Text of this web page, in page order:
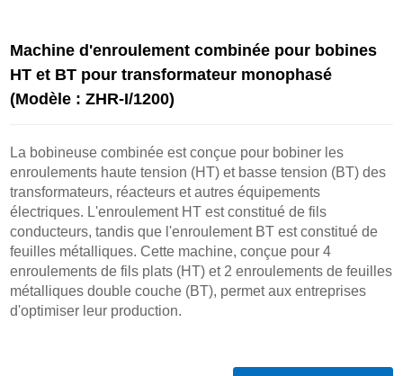
Machine d'enroulement combinée pour bobines
HT et BT pour transformateur monophasé
(Modèle : ZHR-I/1200)
La bobineuse combinée est conçue pour bobiner les
enroulements haute tension (HT) et basse tension (BT) des
transformateurs, réacteurs et autres équipements
électriques. L'enroulement HT est constitué de fils
conducteurs, tandis que l'enroulement BT est constitué de
feuilles métalliques. Cette machine, conçue pour 4
enroulements de fils plats (HT) et 2 enroulements de feuilles
métalliques double couche (BT), permet aux entreprises
d'optimiser leur production.